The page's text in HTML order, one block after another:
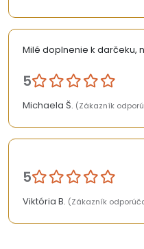
Milé doplnenie k darčeku,
5
Michaela Š. (Zákazník
5
Viktória B. (Zákazník